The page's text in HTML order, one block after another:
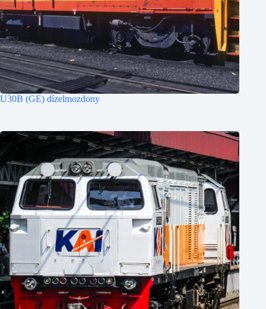
U30B (GE) dízelmozdony